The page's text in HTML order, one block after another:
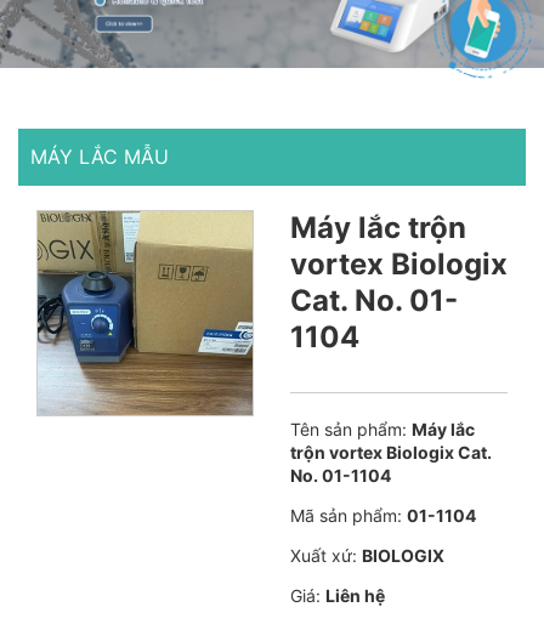
MÁY LẮC MẪU
Máy lắc trộn
vortex Biologix
Cat. No. 01-
1104
Tên sản phẩm: Máy lắc
trộn vortex Biologix Cat.
No. 01-1104
Mã sản phẩm: 01-1104
Xuất xứ: BIOLOGIX
Giá: Liên hệ